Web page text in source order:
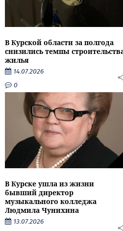
В Курской области за полгода
снизились темпы
жилья
14.07.2026
0
В Курске ушла из жизни
бывший директор
музыкального колледжа
Людмила Чунихина
13.07.2026